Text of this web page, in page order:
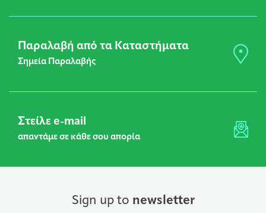
Παραλαβή από τα Καταστήματα
Σημεία Παραλαβής
Στείλε e-mail
απαντάμε σε κάθε σου απορία
Sign up to newsletter